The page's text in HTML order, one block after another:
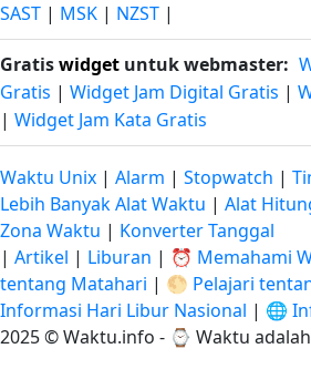
SAST | MSK | NZST |
Gratiswidget untuk webmaster:
Gratis | Widget Jam Digital Gratis |
| Widget Jam Kata Gratis
Waktu Unix | Alarm | Stopwatch |
Lebih Banyak Alat Waktu | Alat
Zona Waktu | Konverter Tanggal
| Artikel | Liburan | ⏰ Memahami
tentang Matahari | 🌕 Pelajari
Informasi Hari Libur Nasional | 🌐
2025 © Waktu.info - ⌚ Waktu